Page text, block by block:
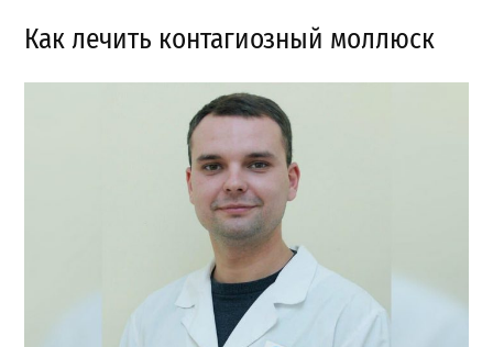
Как лечить контагиозный моллюск